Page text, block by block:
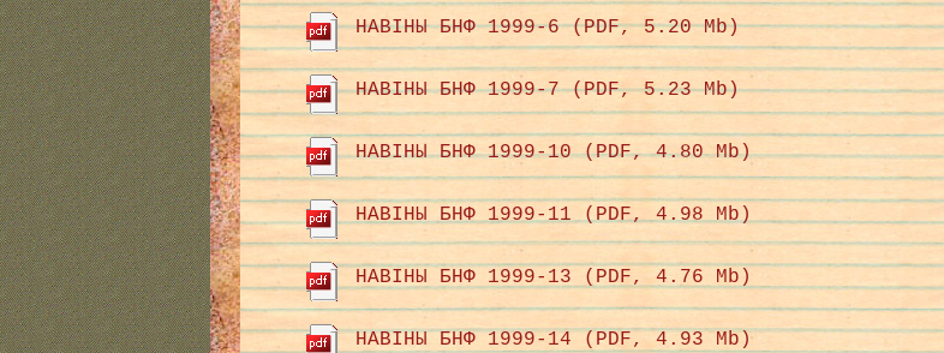
НАВІНЫ БНФ 1999-6 (PDF, 5.20 Mb)
НАВІНЫ БНФ 1999-7 (PDF, 5.23 Mb)
НАВІНЫ БНФ 1999-10 (PDF, 4.80 Mb)
НАВІНЫ БНФ 1999-11 (PDF, 4.98 Mb)
НАВІНЫ БНФ 1999-13 (PDF, 4.76 Mb)
НАВІНЫ БНФ 1999-14 (PDF, 4.93 Mb)